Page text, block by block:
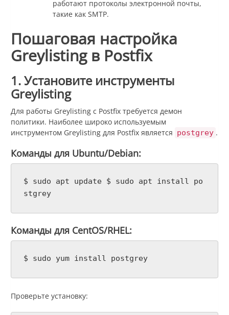
работают протоколы электронной почты,
такие как SMTP.
Пошаговая настройка
Greylisting в Postfix
1. Установите инструменты
Greylisting
Для работы Greylisting с Postfix требуется демон
политики. Наиболее широко используемым
инструментом Greylisting для Postfix является postgrey .
Команды для Ubuntu/Debian:
$ sudo apt update $ sudo apt install po
stgrey
Команды для CentOS/RHEL:
$ sudo yum install postgrey
Проверьте установку: